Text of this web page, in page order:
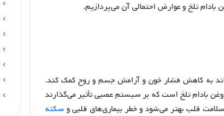
تلخ و عوارض احتمالی آن می‌پردازیم.
به کاهش فشار خون و آرامش جسم و روح کمک کند.
بادام تلخ است که بر سیستم عصبی تأثیر می‌گذارند
قلب بهتر می‌شود و خطر بیماری‌های قلبی و سکته